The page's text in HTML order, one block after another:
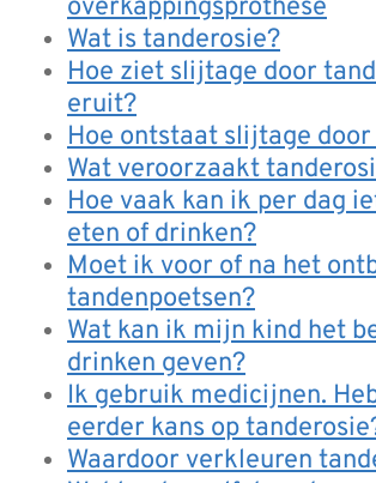
overkappingsprothese
Wat is tanderosie?
Hoe ziet slijtage door
eruit?
Hoe ontstaat slijtage
Wat veroorzaakt
Hoe vaak kan ik per dag
eten of drinken?
Moet ik voor of na het
tandenpoetsen?
Wat kan ik mijn kind het
drinken geven?
Ik gebruik medicijnen.
eerder kans op
Waardoor verkleuren